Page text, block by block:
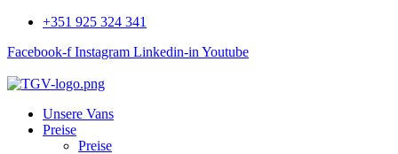
+351 925 324 341
Facebook-f Instagram Linkedin-in Youtube
Unsere Vans
Preise
Preise